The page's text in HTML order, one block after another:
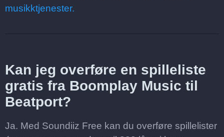
musikktjenester.
Kan jeg overføre en spilleliste
gratis fra Boomplay Music til
Beatport?
Ja. Med Soundiiz Free kan du overføre spillelister